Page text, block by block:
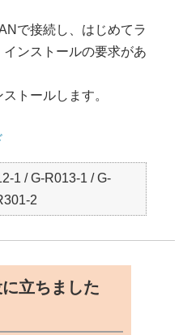
で接続し、はじめてラ
ンストールの要求があ
トールします。
1 / G-R013-1 / G-
2
立ちました